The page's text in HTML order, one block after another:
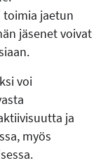
toimia jaetun
jäsenet voivat
voi
ja
myös